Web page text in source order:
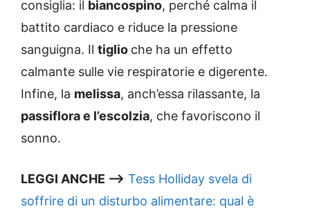
consiglia: il biancospino, perché calma il
battito cardiaco e riduce la pressione
sanguigna. Il tiglio che ha un effetto
calmante sulle vie respiratorie e digerente.
Infine, la melissa, anch’essa rilassante, la
passiflora e l’escolzia, che favoriscono il
sonno.
LEGGI ANCHE –> Tess Holliday svela di
soffrire di un disturbo alimentare: qual è